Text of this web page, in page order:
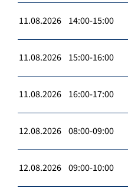
11.08.2026 14:00-15:00
11.08.2026 15:00-16:00
11.08.2026 16:00-17:00
12.08.2026 08:00-09:00
12.08.2026 09:00-10:00